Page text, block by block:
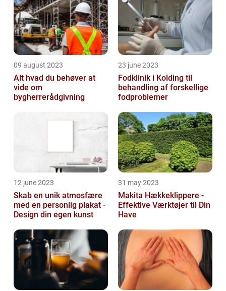
09 august 2023
Alt hvad du behøver at
vide om
bygherrerådgivning
23 june 2023
Fodklinik i Kolding til
behandling af forskellige
fodproblemer
12 june 2023
Skab en unik atmosfære
med en personlig plakat -
Design din egen kunst
31 may 2023
Makita Hækkeklippere -
Effektive Værktøjer til Din
Have